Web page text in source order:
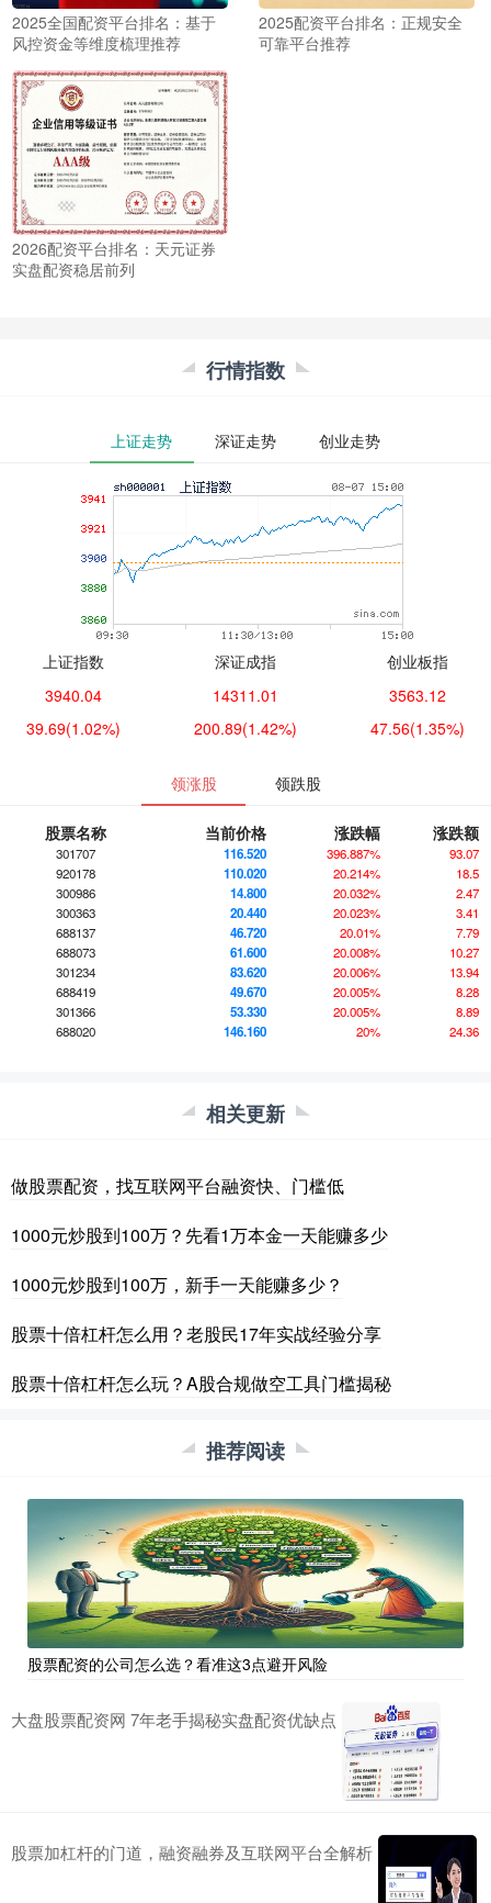
2025全国配资平台排名：基于
风控资金等维度梳理推荐
2025配资平台排名：正规安全
可靠平台推荐
2026配资平台排名：天元证券
实盘配资稳居前列
行情指数
上证走势 深证走势 创业走势
上证指数
3940.04
39.69(1.02%)
深证成指
14311.01
200.89(1.42%)
创业板指
3563.12
47.56(1.35%)
领涨股 领跌股
股票名称 当前价格 涨跌幅 涨跌额
301707 116.520 396.887%
93.07
920178
110.020 20.214%
18.5
300986
14.800 20.032%
2.47
300363
20.440 20.023%
3.41
688137
46.720 20.01%
7.79
688073
61.600 20.008%
10.27
301234
83.620 20.006%
13.94
688419
49.670 20.005%
8.28
301366
53.330 20.005%
8.89
688020
146.160 20% 24.36
相关更新
做股票配资，找互联网平台融资快、门槛低
1000元炒股到100万？先看1万本金一天能赚多少
1000元炒股到100万，新手一天能赚多少？
股票十倍杠杆怎么用？老股民17年实战经验分享
股票十倍杠杆怎么玩？A股合规做空工具门槛揭秘
推荐阅读
股票配资的公司怎么选？看准这3点避开风险
大盘股票配资网 7年老手揭秘实盘配资优缺点
股票加杠杆的门道，融资融券及互联网平台全解析